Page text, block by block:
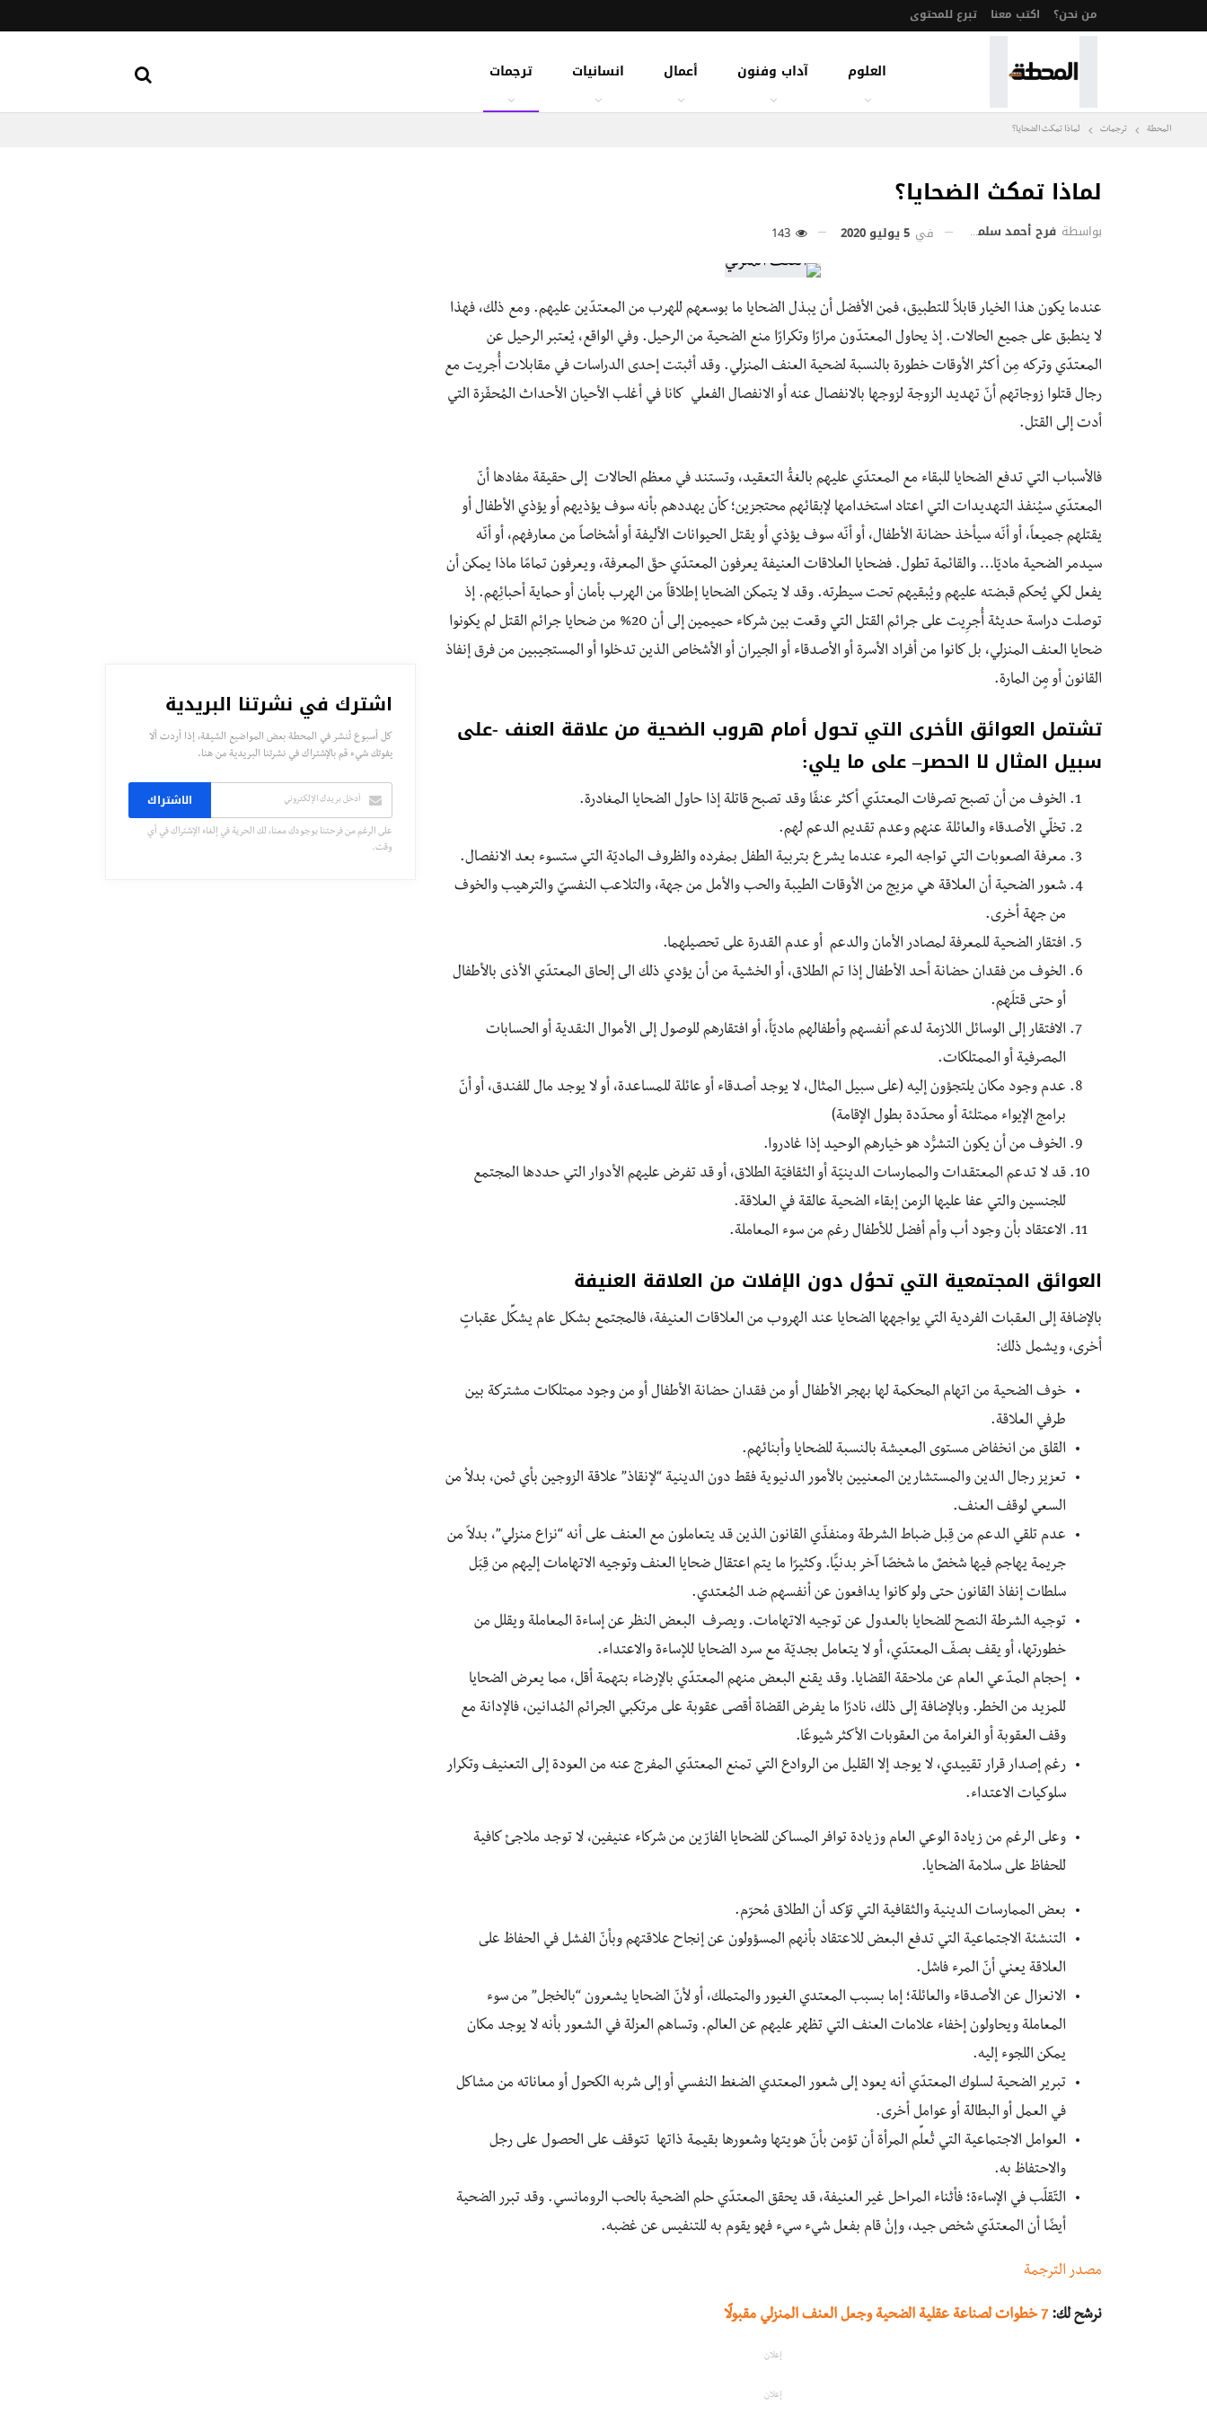
من نحن؟ اكتب معنا تبرع للمحتوى
العلوم آداب وفنون أعمال انسانيات ترجمات
المحطة ترجمات لماذا تمكث الضحايا؟
لماذا تمكث الضحايا؟
بواسطة فرح أحمد سلمان في 5 يوليو 2020
عندما يكون هذا الخيار قابلاً للتطبيق، فمن الأفضل أن يبذل الضحايا ما بوسعهم للهرب من المعتدّين عليهم. ومع ذلك، فهذا
لا ينطبق على جميع الحالات. إذ يحاول المعتدّون مرارًا وتكرارًا منع الضحية من الرحيل. وفي الواقع، يُعتبر الرحيل عن
المعتدّي وتركه مِن أكثر الأوقات خطورة بالنسبة لضحية العنف المنزلي. وقد أثبتت إحدى الدراسات في مقابلات أُجريت مع
رجال قتلوا زوجاتهم أنّ تهديد الزوجة لزوجها بالانفصال عنه أو الانفصال الفعلي كانا في أغلب الأحيان الأحداث المُحفّزة التي
أدت إلى القتل.
فالأسباب التي تدفع الضحايا للبقاء مع المعتدّي عليهم بالغةُ التعقيد، وتستند في معظم الحالات إلى حقيقة مفادها أنّ
المعتدّي سيُنفذ التهديدات التي اعتاد استخدامها لإبقائهم محتجزين؛ كأن يهددهم بأنه سوف يؤذيهم أو يؤذي الأطفال أو
يقتلهم جميعاً، أو أنّه سيأخذ حضانة الأطفال، أو أنّه سوف يؤذي أو يقتل الحيوانات الأليفة أو أشخاصاً من معارفهم، أو أنّه
سيدمر الضحية ماديّا… والقائمة تطول. فضحايا العلاقات العنيفة يعرفون المعتدّي حقّ المعرفة، ويعرفون تمامًا ماذا يمكن أن
يفعل لكي يُحكم قبضته عليهم ويُبقيهم تحت سيطرته. وقد لا يتمكن الضحايا إطلاقاً من الهرب بأمان أو حماية أحبائِهم. إذ
توصلت دراسة حديثة أُجرِيت على جرائم القتل التي وقعت بين شركاء حميمين إلى أن 20% من ضحايا جرائم القتل لم يكونوا
ضحايا العنف المنزلي، بل كانوا من أفراد الأسرة أو الأصدقاء أو الجيران أو الأشخاص الذين تدخلوا أو المستجيبين من فرق إنفاذ
القانون أو مٍن المارة.
تشتمل العوائق الأخرى التي تحول أمام هروب الضحية من علاقة العنف -على
سبيل المثال لا الحصر– على ما يلي:
الخوف من أن تصبح تصرفات المعتدّي أكثر عنفًا وقد تصبح قاتلة إذا حاول الضحايا المغادرة.
تخلّي الأصدقاء والعائلة عنهم وعدم تقديم الدعم لهم.
معرفة الصعوبات التي تواجه المرء عندما يشرع بتربية الطفل بمفرده والظروف الماديّة التي ستسوء بعد الانفصال.
شعور الضحية أن العلاقة هي مزيج من الأوقات الطيبة والحب والأمل من جهة، والتلاعب النفسيّ والترهيب والخوف
من جهة أخرى.
افتقار الضحية للمعرفة لمصادر الأمان والدعم أو عدم القدرة على تحصيلهما.
الخوف من فقدان حضانة أحد الأطفال إذا تم الطلاق، أو الخشية من أن يؤدي ذلك الى إلحاق المعتدّي الأذى بالأطفال
أو حتى قتلَهم.
الافتقار إلى الوسائل اللازمة لدعم أنفسهم وأطفالهم ماديّاً، أو افتقارهم للوصول إلى الأموال النقدية أو الحسابات
المصرفية أو الممتلكات.
عدم وجود مكان يلتجؤون إليه (على سبيل المثال، لا يوجد أصدقاء أو عائلة للمساعدة، أو لا يوجد مال للفندق، أو أنّ
برامج الإيواء ممتلئة أو محدّدة بطول الإقامة)
الخوف من أن يكون التشرُّد هو خيارهم الوحيد إذا غادروا.
قد لا تدعم المعتقدات والممارسات الدينيّة أو الثقافيّة الطلاق، أو قد تفرض عليهم الأدوار التي حددها المجتمع
للجنسين والتي عفا عليها الزمن إبقاء الضحية عالقة في العلاقة.
الاعتقاد بأن وجود أب وأم أفضل للأطفال رغم من سوء المعاملة.
العوائق المجتمعية التي تحوُل دون الإفلات من العلاقة العنيفة
بالإضافة إلى العقبات الفردية التي يواجهها الضحايا عند الهروب من العلاقات العنيفة، فالمجتمع بشكل عام يشكِّل عقباتٍ
أخرى، ويشمل ذلك:
خوف الضحية من اتهام المحكمة لها بهجر الأطفال أو من فقدان حضانة الأطفال أو من وجود ممتلكات مشتركة بين
طرفي العلاقة.
القلق من انخفاض مستوى المعيشة بالنسبة للضحايا وأبنائهم.
تعزيز رجال الدين والمستشارين المعنيين بالأمور الدنيوية فقط دون الدينية “لإنقاذ” علاقة الزوجين بأي ثمن، بدلاُ من
السعي لوقف العنف.
عدم تلقي الدعم من قِبل ضباط الشرطة ومنفذّي القانون الذين قد يتعاملون مع العنف على أنه “نزاع منزلي”، بدلاً من
جريمة يهاجم فيها شخصٌ ما شخصًا آخر بدنيًّا. وكثيرًا ما يتم اعتقال ضحايا العنف وتوجيه الاتهامات إليهم من قِبَل
سلطات إنفاذ القانون حتى ولو كانوا يدافعون عن أنفسهم ضد المُعتدي.
توجيه الشرطة النصح للضحايا بالعدول عن توجيه الاتهامات. ويصرف البعض النظر عن إساءة المعاملة ويقلل من
خطورتها، أو يقف بصفّ المعتدّي، أو لا يتعامل بجديّة مع سرد الضحايا للإساءة والاعتداء.
إحجام المدّعي العام عن ملاحقة القضايا. وقد يقنع البعض منهم المعتدّي بالإرضاء بتهمة أقل، مما يعرض الضحايا
للمزيد من الخطر. وبالإضافة إلى ذلك، نادرًا ما يفرض القضاة أقصى عقوبة على مرتكبي الجرائم المُدانين، فالإدانة مع
وقف العقوبة أو الغرامة من العقوبات الأكثر شيوعًا.
رغم إصدار قرار تقييدي، لا يوجد إلا القليل من الروادع التي تمنع المعتدّي المفرج عنه من العودة إلى التعنيف وتكرار
سلوكيات الاعتداء.
وعلى الرغم من زيادة الوعي العام وزيادة توافر المساكن للضحايا الفارّين من شركاء عنيفين، لا توجد ملاجئ كافية
للحفاظ على سلامة الضحايا.
بعض الممارسات الدينية والثقافية التي تؤكد أن الطلاق مُحرّم.
التنشئة الاجتماعية التي تدفع البعض للاعتقاد بأنهم المسؤولون عن إنجاح علاقتهم وبأنّ الفشل في الحفاظ على
العلاقة يعني أنّ المرء فاشل.
الانعزال عن الأصدقاء والعائلة؛ إما بسبب المعتدي الغيور والمتملك، أو لأنّ الضحايا يشعرون “بالخجل” من سوء
المعاملة ويحاولون إخفاء علامات العنف التي تظهر عليهم عن العالم. وتساهم العزلة في الشعور بأنه لا يوجد مكان
يمكن اللجوء إليه.
تبرير الضحية لسلوك المعتدّي أنه يعود إلى شعور المعتدي الضغط النفسي أو إلى شربه الكحول أو معاناته من مشاكل
في العمل أو البطالة أو عوامل أخرى.
العوامل الاجتماعية التي تُعلِّم المرأة أن تؤمن بأنّ هويتها وشعورها بقيمة ذاتها تتوقف على الحصول على رجل
والاحتفاظ به.
التّقلّب في الإساءة؛ فأثناء المراحل غير العنيفة، قد يحقق المعتدّي حلم الضحية بالحب الرومانسي. وقد تبرر الضحية
أيضًا أن المعتدّي شخص جيد، وإنْ قام بفعل شيء سيء فهو يقوم به للتنفيس عن غضبه.
مصدر الترجمة
نرشح لك:7 خطوات لصناعة عقلية الضحية وجعل العنف المنزلي مقبولًا
إعلان
إعلان
اشترك في نشرتنا البريدية
كل أسبوع تُنشر في المحطة بعض المواضيع الشيقة، إذا أردت ألا
يفوتك شيء قم بالإشتراك في نشرتنا البريدية من هنا.
الاشتراك
على الرغم من فرحتنا بوجودك معنا، لك الحرية في إلغاء الإشتراك في أي
وقت.